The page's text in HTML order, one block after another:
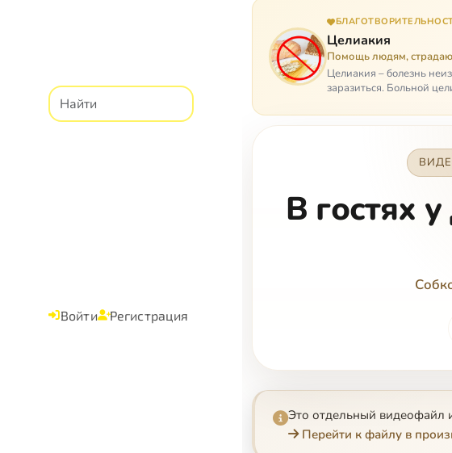
Войти Регистрация
Целиакия
Помощь людям,
Целиакия – болезнь
заразиться. Больной
В гостях
Это отдельный видеофайл
Перейти к файлу в